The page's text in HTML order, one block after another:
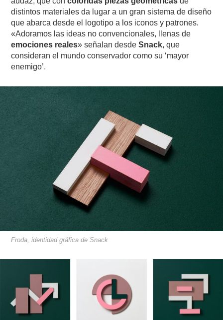
distintos materiales da lugar a un gran sistema de diseño
que abarca desde el logotipo a los iconos y patrones.
«Adoramos las ideas no convencionales, llenas de
emociones reales» señalan desdeSnack, que
consideran el mundo conservador como su ‘mayor
enemigo’.
Froda, identidad gráfica de Snack